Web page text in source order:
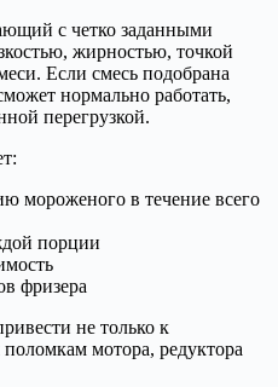
с четко заданными
жирностью, точкой
Если смесь подобрана
нормально работать,
перегрузкой.
мороженого в течение всего
порции
фризера
не только к
мотора, редуктора